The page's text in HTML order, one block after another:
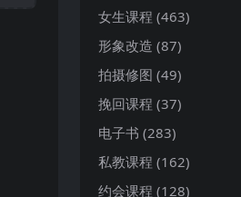
女生课程 (463)
形象改造 (87)
拍摄修图 (49)
挽回课程 (37)
电子书 (283)
私教课程 (162)
约会课程 (128)